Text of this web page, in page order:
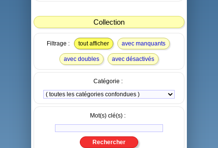
Collection
Filtrage : tout afficher avec manquants
avec doubles avec désactivés
Catégorie :
Mot(s) clé(s) :